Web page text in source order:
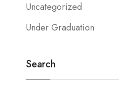
Uncategorized
Under Graduation
Search